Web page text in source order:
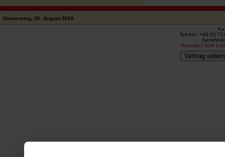
Donnerstag, 06. August 2026
Telefon: +49 (0)
Kontakt |AGB |
Vertrag